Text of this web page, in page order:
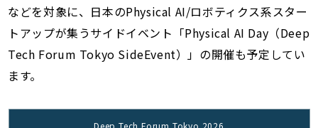
などを対象に、日本のPhysical AI/ロボティクス系スター
トアップが集うサイドイベント「Physical AI Day（Deep
Tech Forum Tokyo SideEvent）」の開催も予定してい
ます。